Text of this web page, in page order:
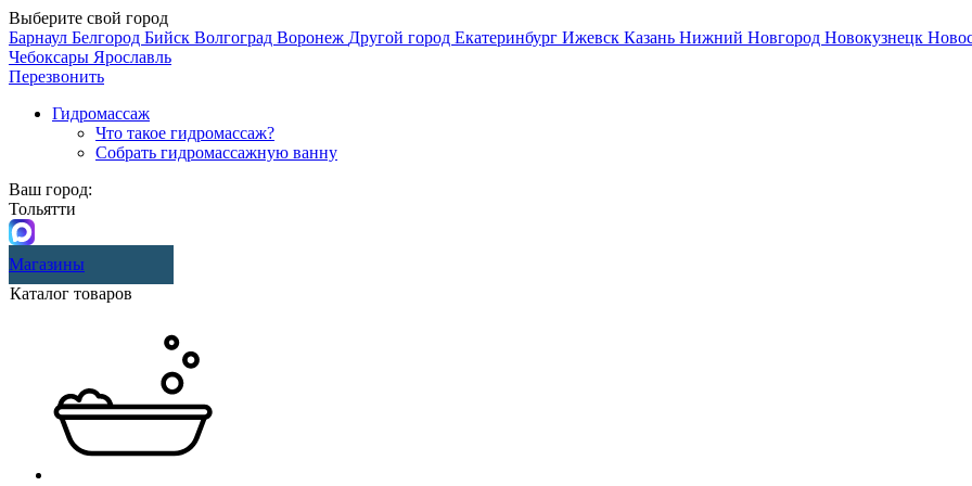
Выберите свой город
Барнаул Белгород Бийск Волгоград Воронеж Другой город Екатеринбург Ижевск Казань Нижний Новгород Новокузнецк
Чебоксары Ярославль
Перезвонить
Гидромассаж
Что такое гидромассаж?
Собрать гидромассажную ванну
Ваш город:
Тольятти
Магазины
Каталог товаров